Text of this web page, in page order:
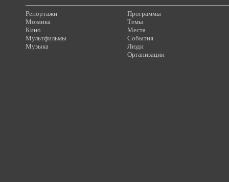
Репортажи
Мозаика
Кино
Мультфильмы
Музыка
Программы
Темы
Места
События
Люди
Организации